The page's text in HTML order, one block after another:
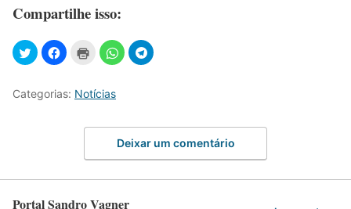
Compartilhe isso:
Categorias: Notícias
Deixar um comentário
Portal Sandro Vagner